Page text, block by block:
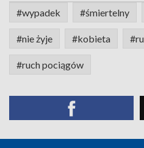
#wypadek #śmiertelny
#nie żyje #kobieta
#ruch pociągów